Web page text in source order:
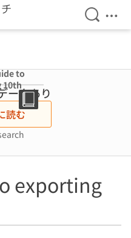
検索を
メ
to
10th
ータあり
読む
exporting